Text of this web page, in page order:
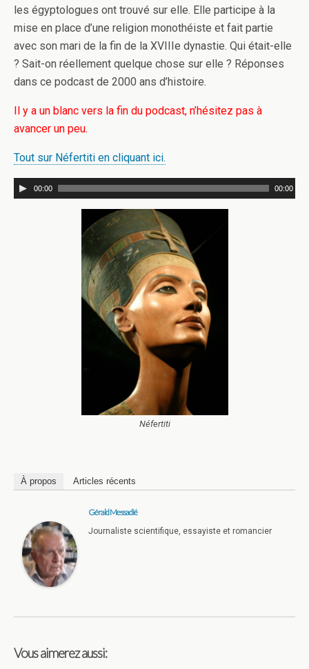
les égyptologues ont trouvé sur elle. Elle participe à la
mise en place d’une religion monothéiste et fait partie
avec son mari de la fin de la XVIIIe dynastie. Qui était-elle
? Sait-on réellement quelque chose sur elle ? Réponses
dans ce podcast de 2000 ans d’histoire.
Il y a un blanc vers la fin du podcast, n’hésitez pas à
avancer un peu.
Tout sur Néfertiti en cliquant ici.
00:00 00:00
Néfertiti
À propos Articles récents
Gérald Messadié
Journaliste scientifique, essayiste et romancier
Vous aimerez aussi: